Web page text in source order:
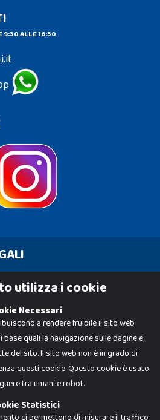
9:30 ALLE 16:30
utilizza i cookie
Necessari
a rendere fruibile il sito web
quali la navigazione sulle pagine e
del sito. Il sito web non è in grado di
questi cookie. Questo cookie è usato
tra umani e robot.
Statistici